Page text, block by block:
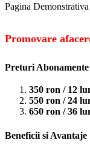
Pagina
Promovare
Preturi Abonamente
350 ron / 12
550 ron / 24
650 ron / 36
Beneficii si Avantaje